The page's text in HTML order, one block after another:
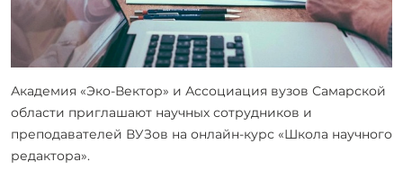
Академия «Эко-Вектор» и Ассоциация вузов Самарской
области приглашают научных сотрудников и
преподавателей ВУЗов на онлайн-курс «Школа научного
редактора».